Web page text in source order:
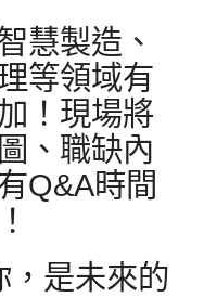
慧製造、
等領域有
！ 現場將
、職缺內
Q&A時間
，是未來的